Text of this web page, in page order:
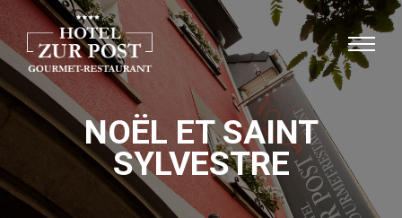
NOËL ET SAINT
SYLVESTRE